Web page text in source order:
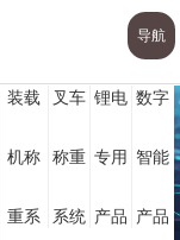
导航
装载
机称
重系
叉车
称重
系统
锂电
专用
产品
数字
智能
产品